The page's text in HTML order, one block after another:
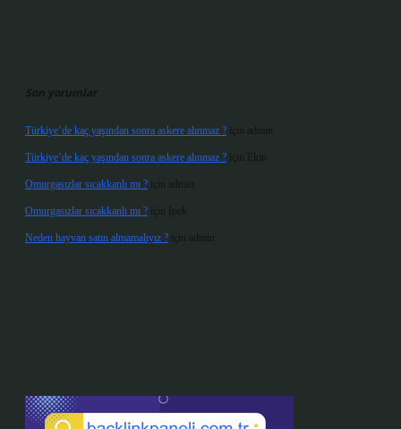
Son yorumlar
Türkiye’de kaç yaşından sonra askere alınmaz ? için admin
Türkiye’de kaç yaşından sonra askere alınmaz ? için Ekin
Omurgasızlar sıcakkanlı mı ? için admin
Omurgasızlar sıcakkanlı mı ? için İpek
Neden hayvan satın almamalıyız ? için admin